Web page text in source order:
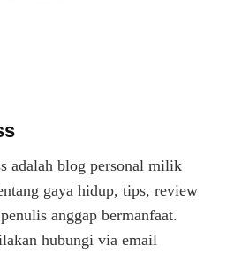
adalah blog personal milik
gaya hidup, tips, review
anggap bermanfaat.
hubungi via email